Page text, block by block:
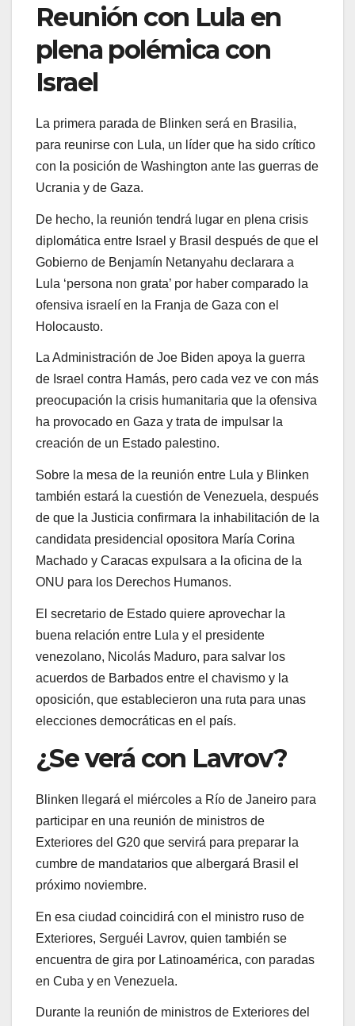
Reunión con Lula en
plena polémica con
Israel
La primera parada de Blinken será en Brasilia,
para reunirse con Lula, un líder que ha sido crítico
con la posición de Washington ante las guerras de
Ucrania y de Gaza.
De hecho, la reunión tendrá lugar en plena crisis
diplomática entre Israel y Brasil después de que el
Gobierno de Benjamín Netanyahu declarara a
Lula ‘persona non grata’ por haber comparado la
ofensiva israelí en la Franja de Gaza con el
Holocausto.
La Administración de Joe Biden apoya la guerra
de Israel contra Hamás, pero cada vez ve con más
preocupación la crisis humanitaria que la ofensiva
ha provocado en Gaza y trata de impulsar la
creación de un Estado palestino.
Sobre la mesa de la reunión entre Lula y Blinken
también estará la cuestión de Venezuela, después
de que la Justicia confirmara la inhabilitación de la
candidata presidencial opositora María Corina
Machado y Caracas expulsara a la oficina de la
ONU para los Derechos Humanos.
El secretario de Estado quiere aprovechar la
buena relación entre Lula y el presidente
venezolano, Nicolás Maduro, para salvar los
acuerdos de Barbados entre el chavismo y la
oposición, que establecieron una ruta para unas
elecciones democráticas en el país.
¿Se verá con Lavrov?
Blinken llegará el miércoles a Río de Janeiro para
participar en una reunión de ministros de
Exteriores del G20 que servirá para preparar la
cumbre de mandatarios que albergará Brasil el
próximo noviembre.
En esa ciudad coincidirá con el ministro ruso de
Exteriores, Serguéi Lavrov, quien también se
encuentra de gira por Latinoamérica, con paradas
en Cuba y en Venezuela.
Durante la reunión de ministros de Exteriores del